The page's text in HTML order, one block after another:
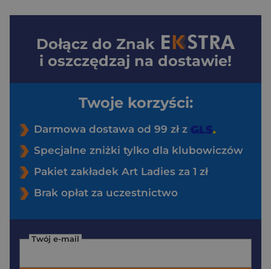
Dołącz do Znak
i oszczędzaj na dostawie!
Twoje korzyści:
Darmowa dostawa od 99 zł z
Specjalne zniżki tylko dla klubowiczów
Pakiet zakładek Art Ladies za 1 zł
Brak opłat za uczestnictwo
Twój e-mail